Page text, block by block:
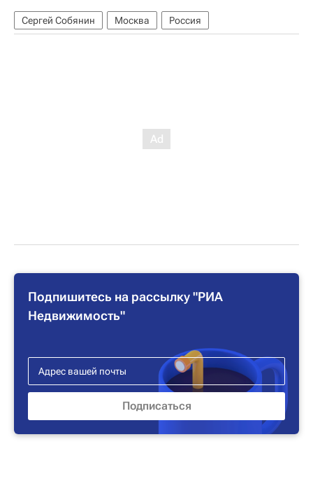
Сергей Собянин Москва Россия
Подпишитесь на рассылку "РИА
Недвижимость"